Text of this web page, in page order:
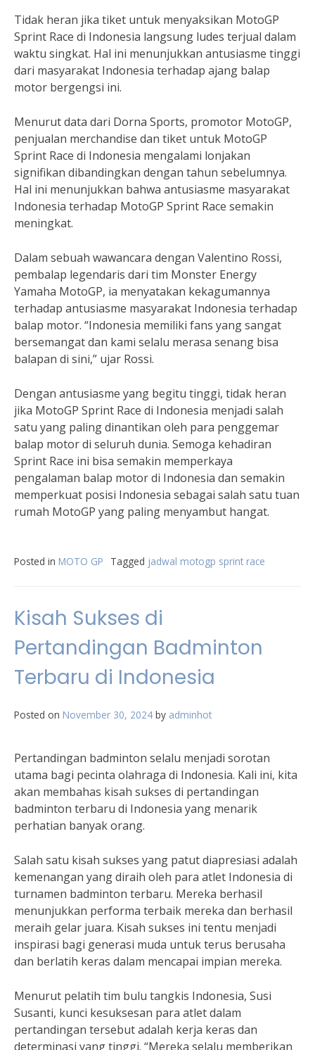
Tidak heran jika tiket untuk menyaksikan MotoGP
Sprint Race di Indonesia langsung ludes terjual dalam
waktu singkat. Hal ini menunjukkan antusiasme tinggi
dari masyarakat Indonesia terhadap ajang balap
motor bergengsi ini.
Menurut data dari Dorna Sports, promotor MotoGP,
penjualan merchandise dan tiket untuk MotoGP
Sprint Race di Indonesia mengalami lonjakan
signifikan dibandingkan dengan tahun sebelumnya.
Hal ini menunjukkan bahwa antusiasme masyarakat
Indonesia terhadap MotoGP Sprint Race semakin
meningkat.
Dalam sebuah wawancara dengan Valentino Rossi,
pembalap legendaris dari tim Monster Energy
Yamaha MotoGP, ia menyatakan kekagumannya
terhadap antusiasme masyarakat Indonesia terhadap
balap motor. “Indonesia memiliki fans yang sangat
bersemangat dan kami selalu merasa senang bisa
balapan di sini,” ujar Rossi.
Dengan antusiasme yang begitu tinggi, tidak heran
jika MotoGP Sprint Race di Indonesia menjadi salah
satu yang paling dinantikan oleh para penggemar
balap motor di seluruh dunia. Semoga kehadiran
Sprint Race ini bisa semakin memperkaya
pengalaman balap motor di Indonesia dan semakin
memperkuat posisi Indonesia sebagai salah satu tuan
rumah MotoGP yang paling menyambut hangat.
Posted in MOTO GP Tagged jadwal motogp sprint race
Kisah Sukses di
Pertandingan Badminton
Terbaru di Indonesia
Posted on November 30, 2024 by adminhot
Pertandingan badminton selalu menjadi sorotan
utama bagi pecinta olahraga di Indonesia. Kali ini, kita
akan membahas kisah sukses di pertandingan
badminton terbaru di Indonesia yang menarik
perhatian banyak orang.
Salah satu kisah sukses yang patut diapresiasi adalah
kemenangan yang diraih oleh para atlet Indonesia di
turnamen badminton terbaru. Mereka berhasil
menunjukkan performa terbaik mereka dan berhasil
meraih gelar juara. Kisah sukses ini tentu menjadi
inspirasi bagi generasi muda untuk terus berusaha
dan berlatih keras dalam mencapai impian mereka.
Menurut pelatih tim bulu tangkis Indonesia, Susi
Susanti, kunci kesuksesan para atlet dalam
pertandingan tersebut adalah kerja keras dan
determinasi yang tinggi. “Mereka selalu memberikan